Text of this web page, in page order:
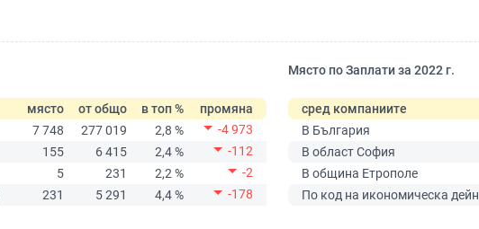
място от общо в топ %
промяна
7 748 277 019 2,8 %
-4 973
155 6 415 2,4 %
-112
5 231 2,2 %
-2
231 5 291 4,4 % -178
Място по Заплати за 2022 г.
сред компаниите
В България
В област София
В община Етрополе
По код на икономическа